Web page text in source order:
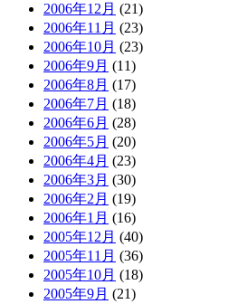
2006年12月 (21)
2006年11月 (23)
2006年10月 (23)
2006年9月 (11)
2006年8月 (17)
2006年7月 (18)
2006年6月 (28)
2006年5月 (20)
2006年4月 (23)
2006年3月 (30)
2006年2月 (19)
2006年1月 (16)
2005年12月 (40)
2005年11月 (36)
2005年10月 (18)
2005年9月 (21)